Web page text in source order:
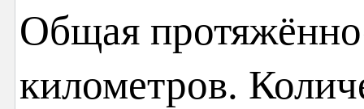
Общая
километров.